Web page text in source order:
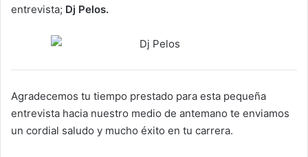
entrevista; Dj Pelos.
Agradecemos tu tiempo prestado para esta pequeña
entrevista hacia nuestro medio de antemano te enviamos
un cordial saludo y mucho éxito en tu carrera.